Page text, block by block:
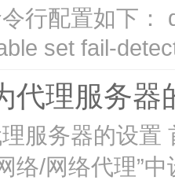
行配置如下：
set fail-
代理服务器
服务器的设置
络/网络代理”